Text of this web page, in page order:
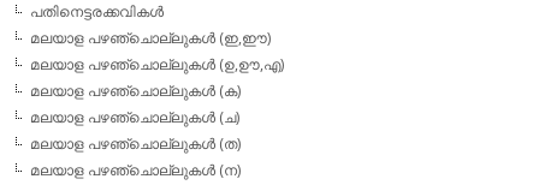
പതിനെട്ടരക്കവികള്‍
മലയാള പഴഞ്ചൊല്ലുകള്‍ (ഇ,ഈ)
മലയാള പഴഞ്ചൊല്ലുകള്‍ (ഉ,ഊ,എ)
മലയാള പഴഞ്ചൊല്ലുകള്‍ (ക)
മലയാള പഴഞ്ചൊല്ലുകള്‍ (ച)
മലയാള പഴഞ്ചൊല്ലുകള്‍ (ത)
മലയാള പഴഞ്ചൊല്ലുകള്‍ (ന)